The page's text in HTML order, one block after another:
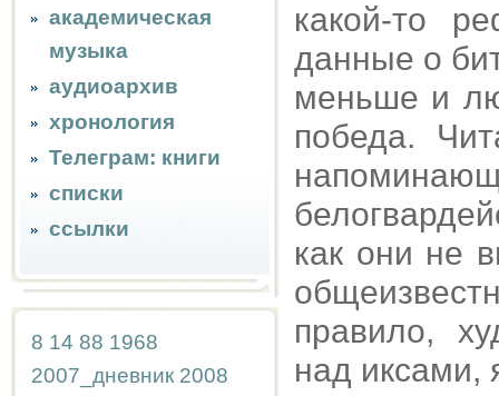
академическая
музыка
аудиоархив
хронология
Телеграм: книги
списки
ссылки
8 14 88 1968
2007_дневник 2008
какой-то
данные о
меньше и
победа.
как они не
правило,
над иксами,